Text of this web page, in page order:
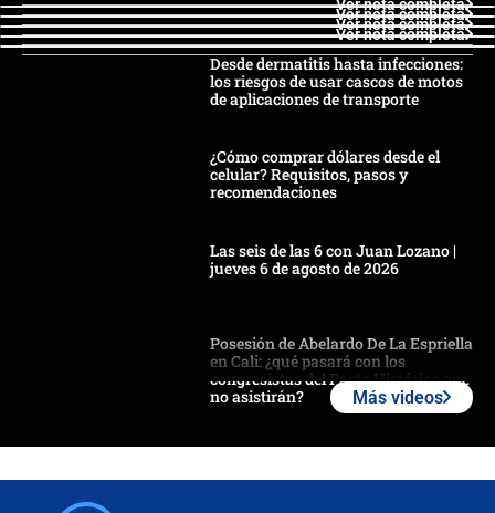
Ver nota completa
Ver nota completa
Ver nota completa
Ver nota completa
Desde dermatitis hasta infecciones:
los riesgos de usar cascos de motos
de aplicaciones de transporte
¿Cómo comprar dólares desde el
celular? Requisitos, pasos y
recomendaciones
Las seis de las 6 con Juan Lozano |
jueves 6 de agosto de 2026
Posesión de Abelardo De La Espriella
en Cali: ¿qué pasará con los
congresistas del Pacto Histórico que
no asistirán?
Más videos